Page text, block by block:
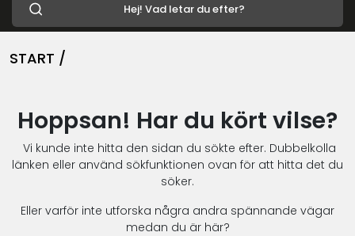
START /
Hoppsan! Har du kört vilse?
Vi kunde inte hitta den sidan du sökte efter. Dubbelkolla
länken eller använd sökfunktionen ovan för att hitta det du
söker.
Eller varför inte utforska några andra spännande vägar
medan du är här?